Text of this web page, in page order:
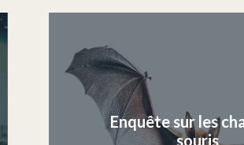
Enquête sur les
souris